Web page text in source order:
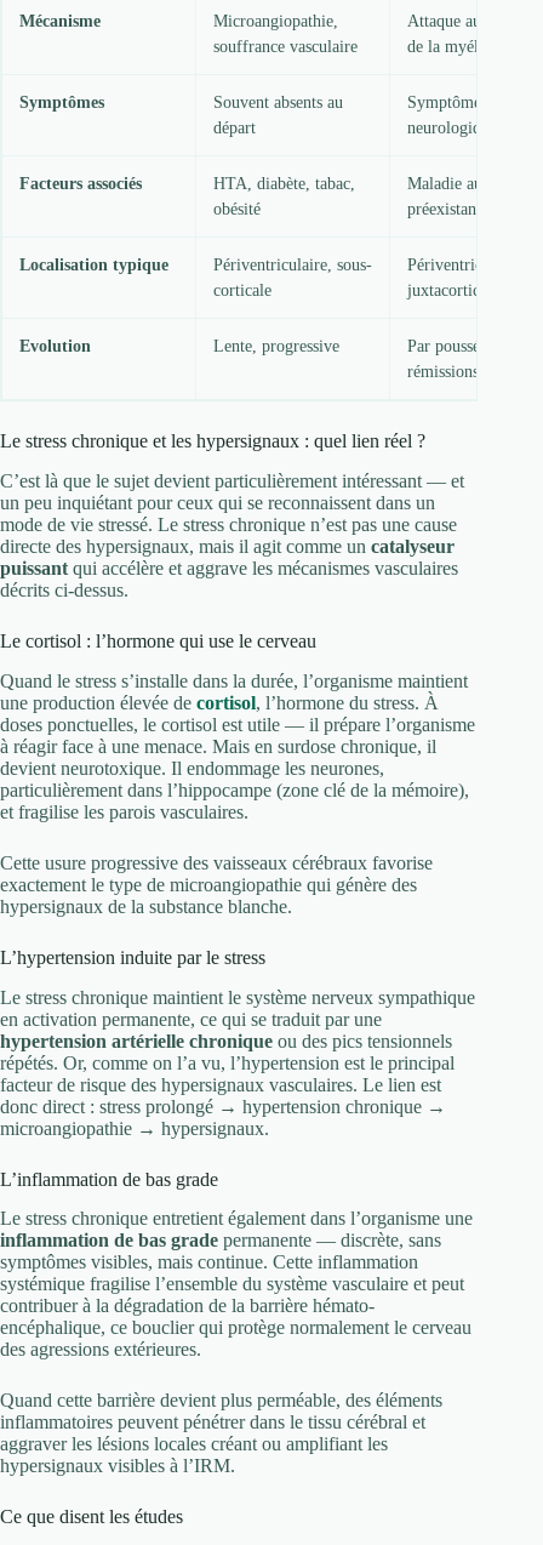
Mécanisme
Microangiopathie,
souffrance vasculaire
Attaque auto-
de la myéline
Symptômes
Souvent absents au
départ
Symptômes
neurologiques clairs
Facteurs associés
HTA, diabète, tabac,
obésité
Maladie auto-
préexistante
Localisation typique
Périventriculaire, sous-
corticale
Périventriculaire,
juxtacorticale
Evolution Lente, progressive
Par poussées et
rémissions
Le stress chronique et les hypersignaux : quel lien réel ?
C’est là que le sujet devient particulièrement intéressant — et
un peu inquiétant pour ceux qui se reconnaissent dans un
mode de vie stressé. Le stress chronique n’est pas une cause
directe des hypersignaux, mais il agit comme un catalyseur
puissant qui accélère et aggrave les mécanismes vasculaires
décrits ci-dessus.
Le cortisol : l’hormone qui use le cerveau
Quand le stress s’installe dans la durée, l’organisme maintient
une production élevée de cortisol, l’hormone du stress. À
doses ponctuelles, le cortisol est utile — il prépare l’organisme
à réagir face à une menace. Mais en surdose chronique, il
devient neurotoxique. Il endommage les neurones,
particulièrement dans l’hippocampe (zone clé de la mémoire),
et fragilise les parois vasculaires.
Cette usure progressive des vaisseaux cérébraux favorise
exactement le type de microangiopathie qui génère des
hypersignaux de la substance blanche.
L’hypertension induite par le stress
Le stress chronique maintient le système nerveux sympathique
en activation permanente, ce qui se traduit par une
hypertension artérielle chronique ou des pics tensionnels
répétés. Or, comme on l’a vu, l’hypertension est le principal
facteur de risque des hypersignaux vasculaires. Le lien est
donc direct : stress prolongé → hypertension chronique →
microangiopathie → hypersignaux.
L’inflammation de bas grade
Le stress chronique entretient également dans l’organisme une
inflammation de bas grade permanente — discrète, sans
symptômes visibles, mais continue. Cette inflammation
systémique fragilise l’ensemble du système vasculaire et peut
contribuer à la dégradation de la barrière hémato-
encéphalique, ce bouclier qui protège normalement le cerveau
des agressions extérieures.
Quand cette barrière devient plus perméable, des éléments
inflammatoires peuvent pénétrer dans le tissu cérébral et
aggraver les lésions locales créant ou amplifiant les
hypersignaux visibles à l’IRM.
Ce que disent les études